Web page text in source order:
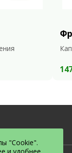
"Cookie".